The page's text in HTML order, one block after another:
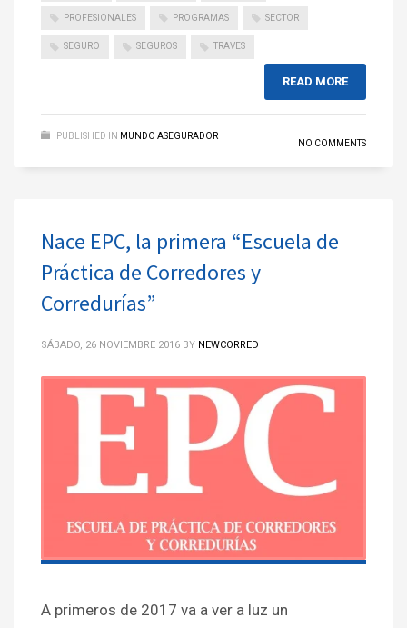
PROFESIONALES PROGRAMAS SECTOR
SEGURO SEGUROS TRAVES
READ MORE
PUBLISHED IN MUNDO ASEGURADOR
NO COMMENTS
Nace EPC, la primera “Escuela de
Práctica de Corredores y
Corredurías”
SÁBADO, 26 NOVIEMBRE 2016 BY NEWCORRED
A primeros de 2017 va a ver a luz un